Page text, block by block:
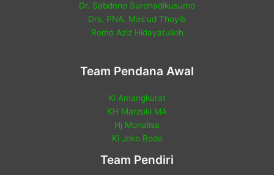
Dr. Sabdono Surohadikusumo
Drs. PNA. Mas'ud Thoyib
Romo Aziz Hidayatulloh
Team Pendana Awal
Ki Amangkurat
KH Marzuki MA
Hj Monalisa
Ki Joko Bodo
Team Pendiri